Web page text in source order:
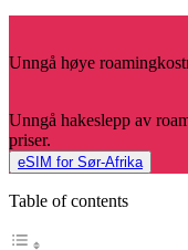
Unngå høye
Unngå hakeslepp av
priser.
eSIM for Sør-Afrika
Table of contents